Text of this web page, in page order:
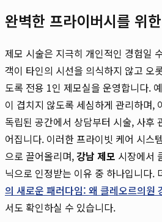
완벽한 프라이버시를 위
제모 시술은 지극히 개인적인 경험일
객이 타인의 시선을 의식하지 않고 오
도록 전용 1인 제모실을 운영합니다.
이 겹치지 않도록 세심하게 관리하며,
독립된 공간에서 상담부터 시술, 사후
어집니다. 이러한 프라이빗 케어 시스
으로 끌어올리며,강남 제모 시장에서
닉으로 인정받는 이유 중 하나입니다.
의 새로운 패러다임: 왜 클레오르의원
서도 확인하실 수 있습니다.